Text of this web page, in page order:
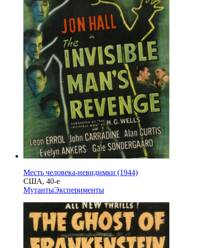
Месть человека-невидимки (1944)
США, 40-е
МутантыЭксперименты